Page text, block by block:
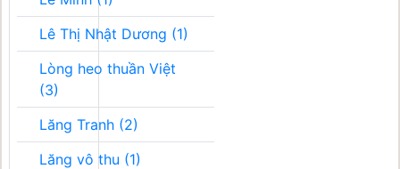
Lê Thị Nhật Dương (1)
Lòng heo thuần Việt
(3)
Lăng Tranh (2)
Lăng vô thu (1)